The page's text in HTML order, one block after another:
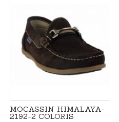
MOCASSIN HIMALAYA-
2192-2 COLORIS